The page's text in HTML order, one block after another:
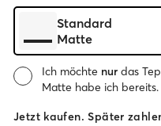
Standard
Matte
Ich möchte nur das
Matte habe ich bereits.
Matte:
Jetzt kaufen. Später